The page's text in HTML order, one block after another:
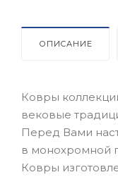
ОПИСАНИЕ
Ковры
вековые
Перед Вами
в монохромной
Ковры